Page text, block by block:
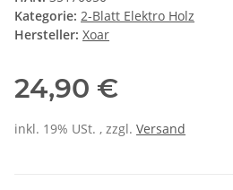
Kategorie: 2-Blatt Elektro Holz
Hersteller: Xoar
24,90 €
inkl. 19% USt. , zzgl. Versand